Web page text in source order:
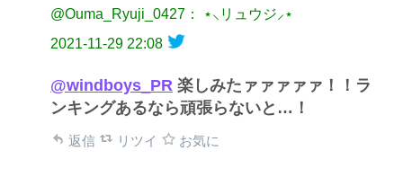
@Ouma_Ryuji_0427： ⋆⸜リュウジ⸝⋆
2021-11-29 22:08
@windboys_PR 楽しみたァァァァァ！！ラ
ンキングあるなら頑張らないと…！
返信 リツイ お気に